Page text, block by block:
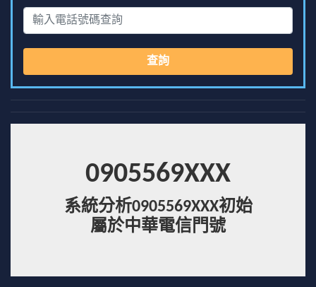
查詢
0905569XXX
系統分析0905569XXX初始
屬於中華電信門號